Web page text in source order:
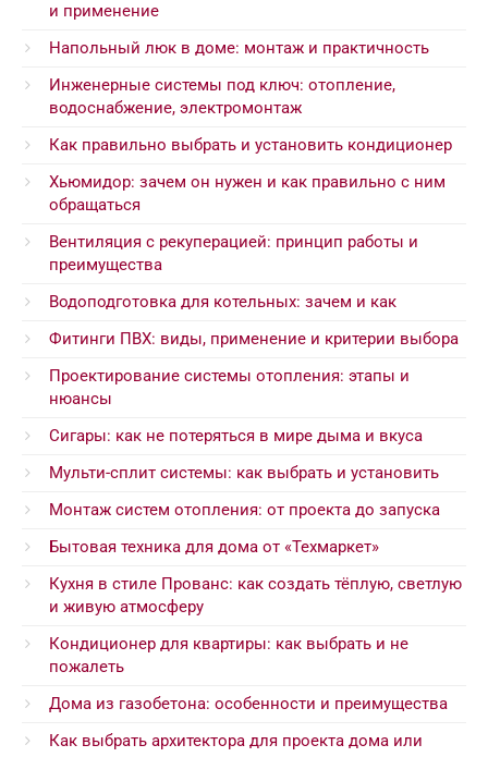
и применение
Напольный люк в доме: монтаж и практичность
Инженерные системы под ключ: отопление,
водоснабжение, электромонтаж
Как правильно выбрать и установить кондиционер
Хьюмидор: зачем он нужен и как правильно с ним
обращаться
Вентиляция с рекуперацией: принцип работы и
преимущества
Водоподготовка для котельных: зачем и как
Фитинги ПВХ: виды, применение и критерии выбора
Проектирование системы отопления: этапы и
нюансы
Сигары: как не потеряться в мире дыма и вкуса
Мульти-сплит системы: как выбрать и установить
Монтаж систем отопления: от проекта до запуска
Бытовая техника для дома от «Техмаркет»
Кухня в стиле Прованс: как создать тёплую, светлую
и живую атмосферу
Кондиционер для квартиры: как выбрать и не
пожалеть
Дома из газобетона: особенности и преимущества
Как выбрать архитектора для проекта дома или